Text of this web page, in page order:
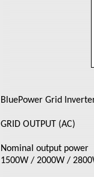
BluePower Grid
GRID OUTPUT (AC)
Nominal output power
1500W / 2000W /